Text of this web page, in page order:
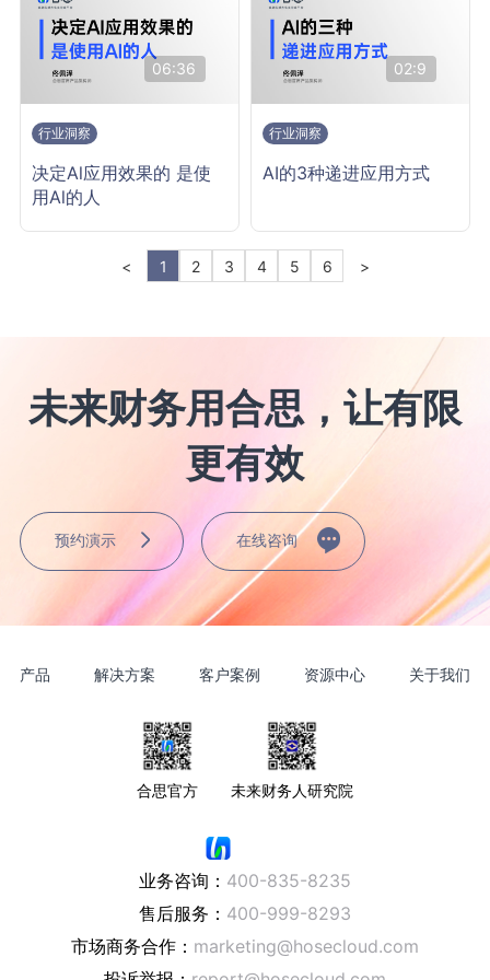
06:36
行业洞察
决定Al应用效果的 是使
用Al的人
02:9
行业洞察
AI的3种递进应用方式
< 1 2 3 4 5 6 >
未来财务用合思，让有限
更有效
预约演示 在线咨询
产品 解决方案 客户案例 资源中心 关于我们
合思官方 未来财务人研究院
业务咨询： 400-835-8235
售后服务： 400-999-8293
市场商务合作： marketing@hosecloud.com